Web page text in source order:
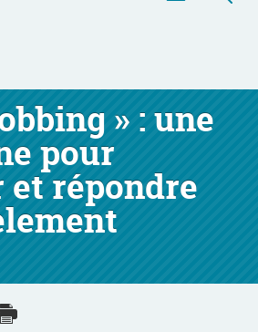
» : une
pour
répondre
Twitter